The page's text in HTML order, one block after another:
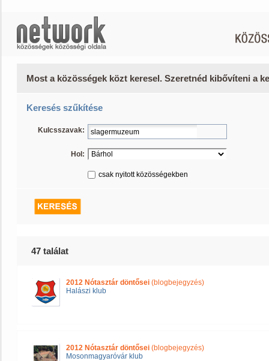
Most a közösségek közt keresel. Szeretnéd kibővíteni a
Keresés szűkítése
Kulcsszavak:
Hol:
csak nyitott közösségekben
47 találat
2012 Nótasztár döntősei (blogbejegyzés)
Halászi klub
2012 Nótasztár döntősei (blogbejegyzés)
Mosonmagyaróvár klub